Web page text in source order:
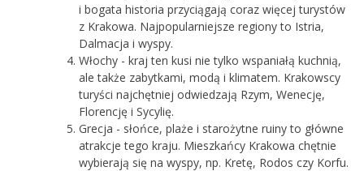
i bogata historia przyciągają coraz więcej turystów
z Krakowa. Najpopularniejsze regiony to Istria,
Dalmacja i wyspy.
Włochy - kraj ten kusi nie tylko wspaniałą kuchnią,
ale także zabytkami, modą i klimatem. Krakowscy
turyści najchętniej odwiedzają Rzym, Wenecję,
Florencję i Sycylię.
Grecja - słońce, plaże i starożytne ruiny to główne
atrakcje tego kraju. Mieszkańcy Krakowa chętnie
wybierają się na wyspy, np. Kretę, Rodos czy Korfu.